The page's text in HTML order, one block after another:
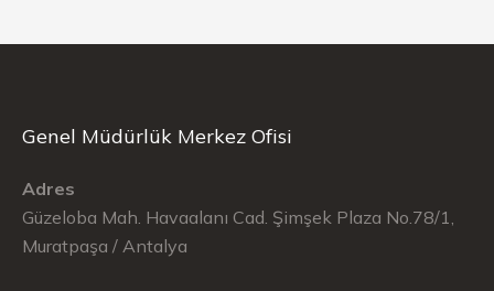
Genel Müdürlük Merkez Ofisi
Adres
Güzeloba Mah. Havaalanı Cad. Şimşek Plaza No.78/1,
Muratpaşa / Antalya